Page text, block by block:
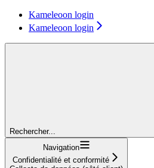
Kameleoon login
Kameleoon login
Rechercher...
Navigation
Confidentialité et conformité